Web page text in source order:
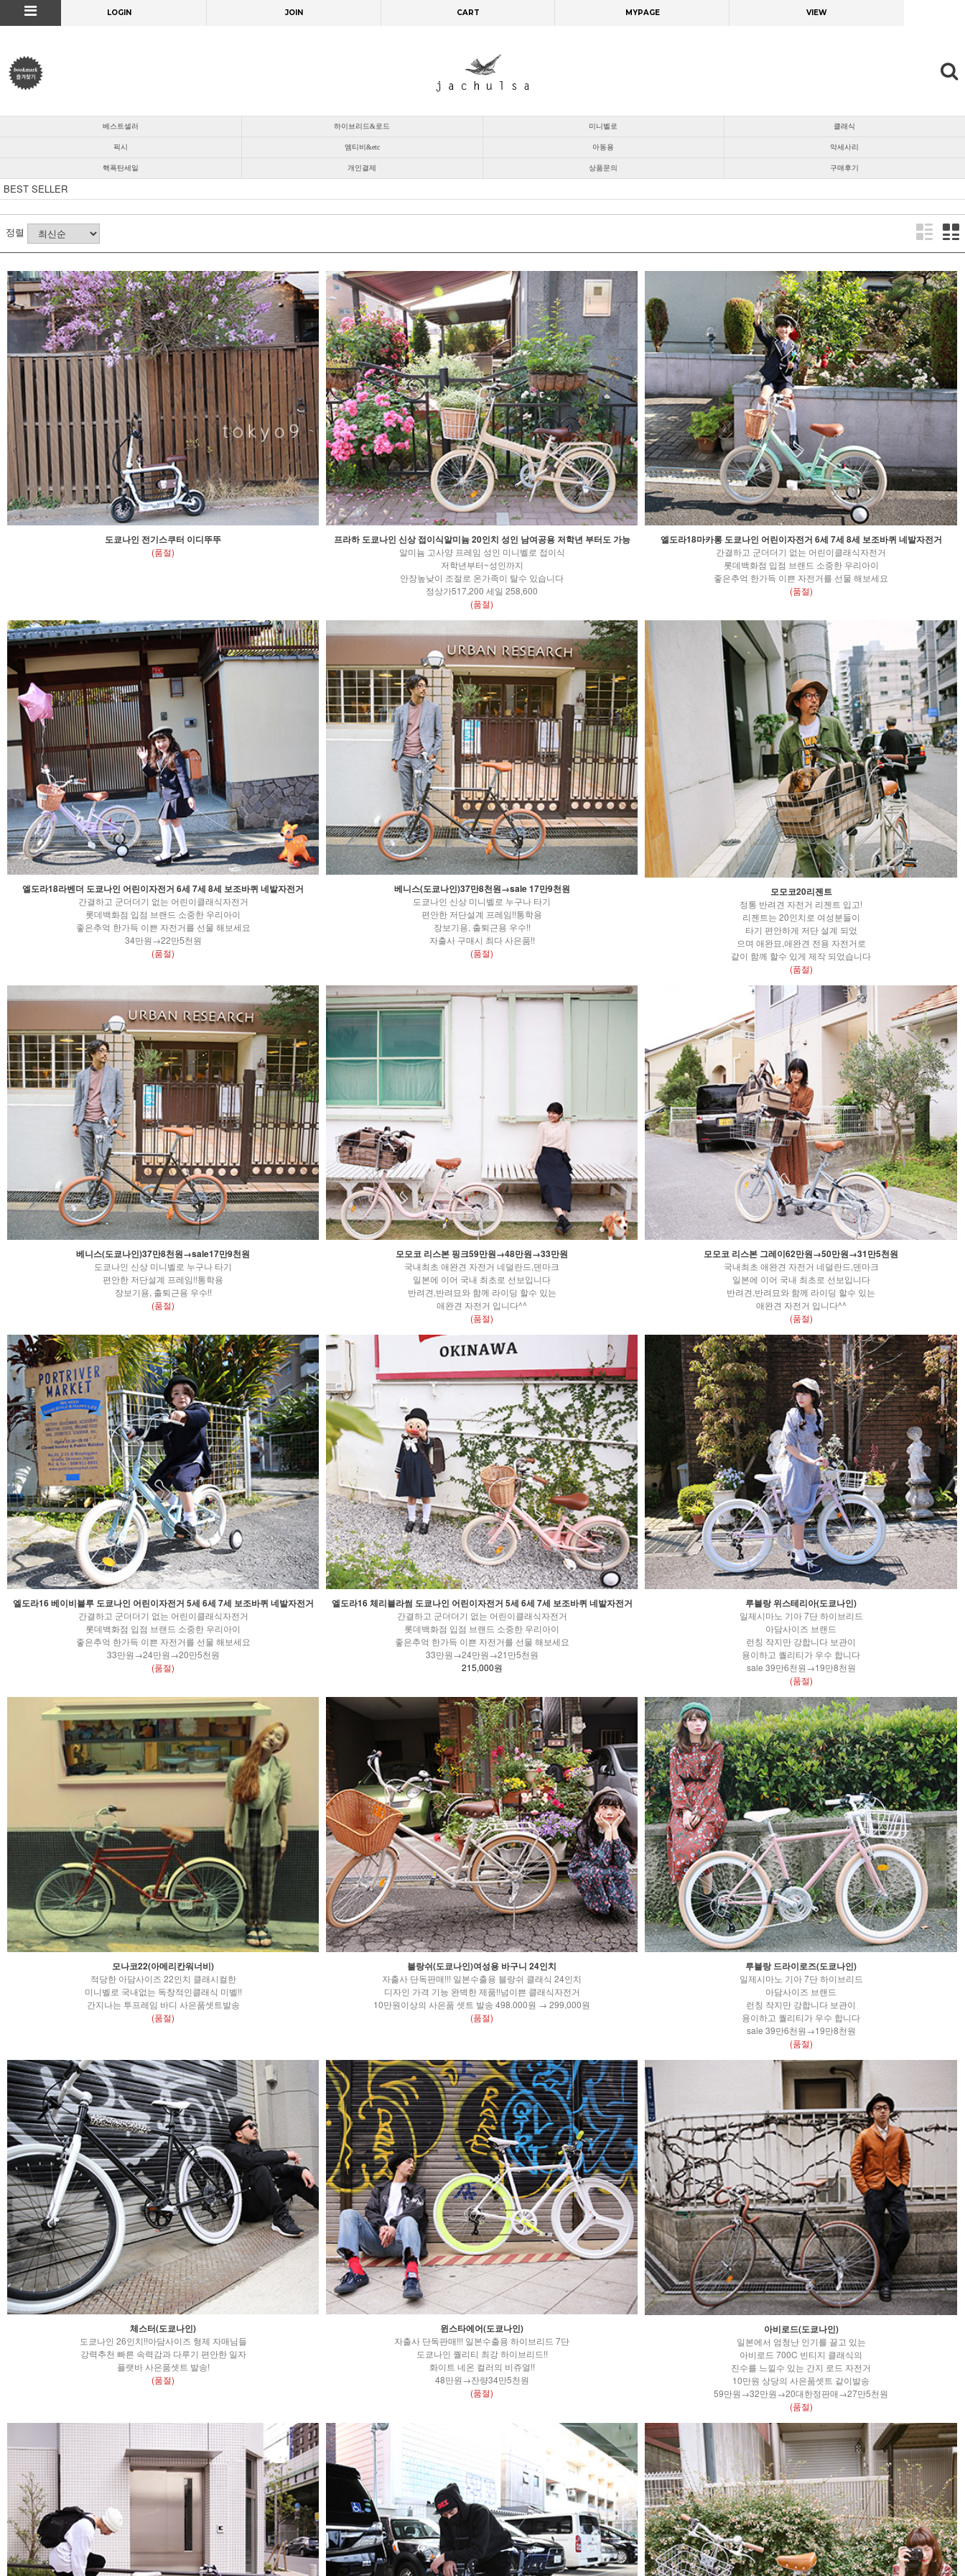
LOGIN JOIN CART MYPAGE VIEW
베스트셀러 하이브리드&로드 미니벨로 클래식
픽시 엠티비&etc 아동용 악세사리
핵폭탄세일 개인결제 상품문의 구매후기
BEST SELLER
정렬
도쿄나인 전기스쿠터 이디뚜뚜
(품절)
프라하 도쿄나인 신상 접이식알미늄 20인치 성인 남여공용 저학년 부터도 가능
알미늄 고사양 프레임 성인 미니벨로 접이식
저학년부터~성인까지
안장높낮이 조절로 온가족이 탈수 있습니다
정상가517,200 세일 258,600
(품절)
엘도라18마카롱 도쿄나인 어린이자전거 6세 7세 8세 보조바퀴 네발자전거
간결하고 군더더기 없는 어린이클래식자전거
롯데백화점 입점 브랜드 소중한 우리아이
좋은추억 한가득 이쁜 자전거를 선물 해보세요
(품절)
엘도라18라벤더 도쿄나인 어린이자전거 6세 7세 8세 보조바퀴 네발자전거
간결하고 군더더기 없는 어린이클래식자전거
롯데백화점 입점 브랜드 소중한 우리아이
좋은추억 한가득 이쁜 자전거를 선물 해보세요
34만원→22만5천원
(품절)
베니스(도쿄나인)37만8천원→sale 17만9천원
도쿄나인 신상 미니벨로 누구나 타기
편안한 저단설계 프레임!!통학용
장보기용, 출퇴근용 우수!!
자출사 구매시 최다 사은품!!
(품절)
모모코20리젠트
정통 반려견 자전거 리젠트 입고!
리젠트는 20인치로 여성분들이
타기 편안하게 저단 설계 되었
으며 애완묘,애완견 전용 자전거로
같이 함께 할수 있게 제작 되었습니다
(품절)
베니스(도쿄나인)37만8천원→sale17만9천원
도쿄나인 신상 미니벨로 누구나 타기
편안한 저단설계 프레임!!통학용
장보기용, 출퇴근용 우수!!
(품절)
모모코 리스본 핑크59만원→48만원→33만원
국내최초 애완견 자전거 네덜란드,덴마크
일본에 이어 국내 최초로 선보입니다
반려견,반려묘와 함께 라이딩 할수 있는
애완견 자전거 입니다^^
(품절)
모모코 리스본 그레이62만원→50만원→31만5천원
국내최초 애완견 자전거 네덜란드,덴마크
일본에 이어 국내 최초로 선보입니다
반려견,반려묘와 함께 라이딩 할수 있는
애완견 자전거 입니다^^
(품절)
엘도라16 베이비블루 도쿄나인 어린이자전거 5세 6세 7세 보조바퀴 네발자전거
간결하고 군더더기 없는 어린이클래식자전거
롯데백화점 입점 브랜드 소중한 우리아이
좋은추억 한가득 이쁜 자전거를 선물 해보세요
33만원→24만원→20만5천원
(품절)
엘도라16 체리블라썸 도쿄나인 어린이자전거 5세 6세 7세 보조바퀴 네발자전거
간결하고 군더더기 없는 어린이클래식자전거
롯데백화점 입점 브랜드 소중한 우리아이
좋은추억 한가득 이쁜 자전거를 선물 해보세요
33만원→24만원→21만5천원
215,000원
루블랑 위스테리아(도쿄나인)
일제시마노 기아 7단 하이브리드
아담사이즈 브랜드
런칭 작지만 강합니다 보관이
용이하고 퀄리티가 우수 합니다
sale 39만6천원→19만8천원
(품절)
모나코22(아메리칸워너비)
적당한 아담사이즈 22인치 클래시컬한
미니벨로 국내없는 독창적인클래식 미벨!!
간지나는 투프레임 바디 사은품셋트발송
(품절)
블랑쉬(도쿄나인)여성용 바구니 24인치
자출사 단독판매!!! 일본수출용 블랑쉬 클래식 24인치
디자인 가격 기능 완벽한 제품!!넘이쁜 클래식자전거
10만원이상의 사은품 셋트 발송 498.000원 → 299,000원
(품절)
루블랑 드라이로즈(도쿄나인)
일제시마노 기아 7단 하이브리드
아담사이즈 브랜드
런칭 작지만 강합니다 보관이
용이하고 퀄리티가 우수 합니다
sale 39만6천원→19만8천원
(품절)
체스터(도쿄나인)
도쿄나인 26인치!!아담사이즈 형제 자매님들
강력추천 빠른 속력감과 다루기 편안한 일자
플랫바 사은품셋트 발송!
(품절)
윈스타에어(도쿄나인)
자출사 단독판매!!! 일본수출용 하이브리드 7단
도쿄나인 퀄리티 최강 하이브리드!!
화이트 네온 컬러의 비쥬얼!!
48만원→잔량34만5천원
(품절)
아비로드(도쿄나인)
일본에서 엄청난 인기를 끌고 있는
아비로드 700C 빈티지 클래식의
진수를 느낄수 있는 간지 로드 자전거
10만원 상당의 사은품셋트 같이발송
59만원→32만원→20대한정판매→27만5천원
(품절)